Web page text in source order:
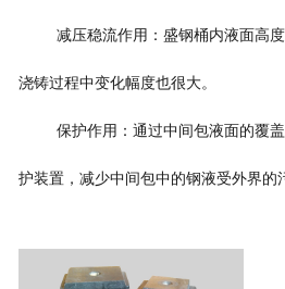
减压稳流作用：盛钢桶内液面高
浇铸过程中变化幅度也很大。
保护作用：通过中间包液面的覆
护装置，减少中间包中的钢液受外界的